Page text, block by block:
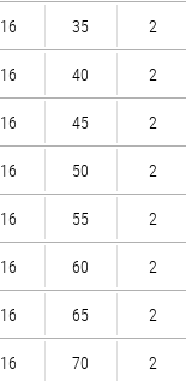
16 35 2
16 40 2
16 45 2
16 50 2
16 55 2
16 60 2
16 65 2
16 70 2